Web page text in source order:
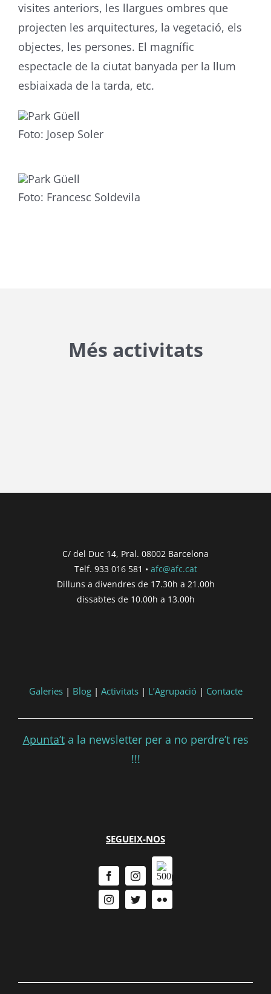
visites anteriors, les llargues ombres que
projecten les arquitectures, la vegetació, els
objectes, les persones. El magnífic
espectacle de la ciutat banyada per la llum
esbiaixada de la tarda, etc.
Foto: Josep Soler
Foto: Francesc Soldevila
Més activitats
'DD/MM/YYYY') }}
Finalització de participació |{{
formatDate(post.end, 'YYYY-MM-DD',
'DD/MM/YYYY') }}
C/ del Duc 14, Pral. 08002 Barcelona
Telf. 933 016 581 • afc@afc.cat
Dilluns a divendres de 17.30h a 21.00h
dissabtes de 10.00h a 13.00h
Galeries| Blog| Activitats| L’Agrupació| Contacte
Apunta’ta la newsletter per a no perdre’t res
!!!
SEGUEIX-NOS